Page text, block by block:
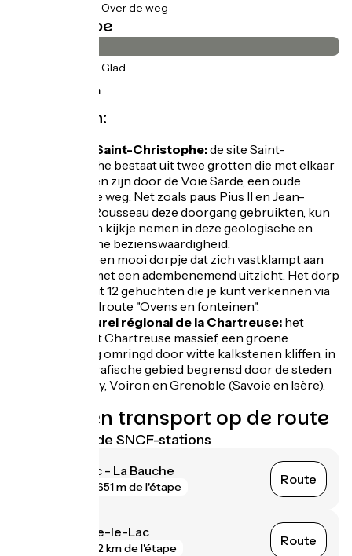
(100%) Over de weg
Wegdektype
(100%) Glad
936 m ↘ 681 m
Niet missen:
De grot Saint-Christophe:de site Saint-
Christophe bestaat uit twee grotten die met elkaar
verbonden zijn door de Voie Sarde, een oude
Romeinse weg. Net zoals paus Pius II en Jean-
Jacques Rousseau deze doorgang gebruikten, kun
ook jij een kijkje nemen in deze geologische en
historische bezienswaardigheid.
een mooi dorpje dat zich vastklampt aan
de berg, met een adembenemend uitzicht. Het dorp
bestaat uit 12 gehuchten die je kunt verkennen via
de wandelroute "Ovens en fonteinen".
Parc naturel régional de la Chartreuse: het
omvat het Chartreuse massief, een groene
omgeving omringd door witte kalkstenen kliffen, in
het geografische gebied begrensd door de steden
Chambéry, Voiron en Grenoble (Savoie en Isère).
Treinen en transport op de route
Dichtstbijzijnde SNCF-stations
Lépin-le-Lac - La Bauche
651 m de l'étape Route
Aiguebelette-le-Lac
2 km de l'étape Route